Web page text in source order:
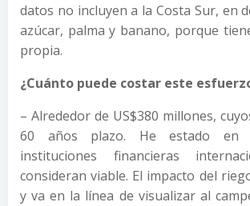
datos no incluyen a la Costa Sur, en
azúcar, palma y banano, porque
propia.
¿Cuánto puede costar este
– Alrededor de US$380 millones,
60 años plazo. He estado en
instituciones financieras
consideran viable. El impacto del
y va en la línea de visualizar al